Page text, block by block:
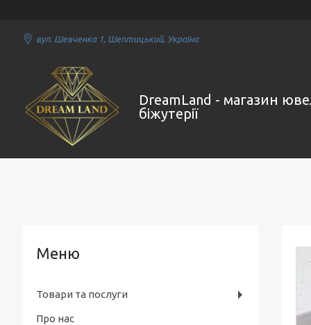
вул. Шевченка 1, Шептицький, Україна
DreamLand - магазин
біжутерії
Товари та послуги
Про нас